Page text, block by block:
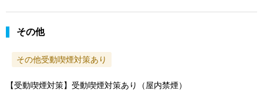
その他
その他受動喫煙対策あり
【受動喫煙対策】受動喫煙対策あり（屋内禁煙）